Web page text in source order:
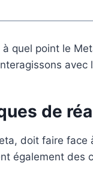
quel point le
avec
de
doit faire
également des